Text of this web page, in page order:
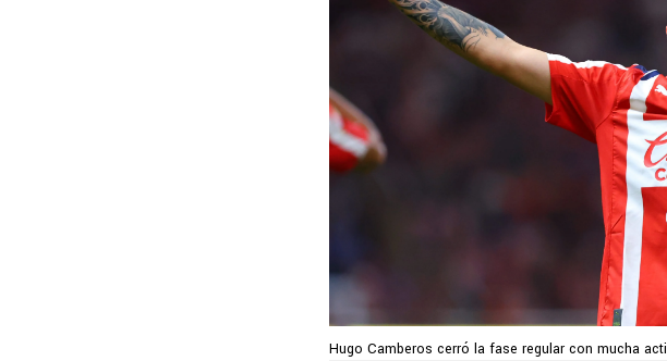
Hugo Camberos cerró la fase regular con mucha